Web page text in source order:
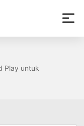
Play untuk